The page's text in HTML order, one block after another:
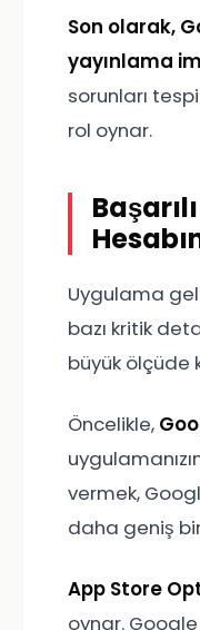
Son olarak,
yayınlama
sorunları
rol oynar.
Uygulama
bazı kritik
büyük ölçüde
Öncelikle,
vermek,
daha geniş
App Store
oynar. Google